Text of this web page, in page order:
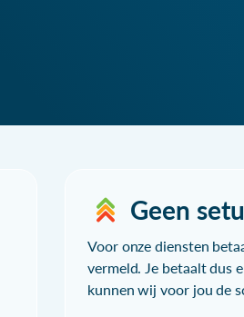
Geen
Voor onze diensten
vermeld. Je betaalt dus
kunnen wij voor jou de